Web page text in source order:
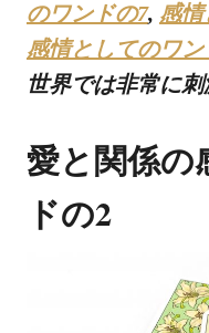
のワンドの7, 感情
感情としてのワン
世界では非常に刺
愛と関係の
ドの2